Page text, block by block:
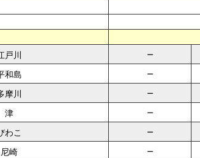
戸川
－
和島 －
摩川 －
津 －
わこ －
尼崎 －